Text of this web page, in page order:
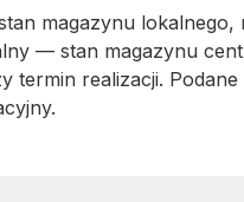
magazynu lokalnego,
— stan magazynu
termin realizacji. Podane